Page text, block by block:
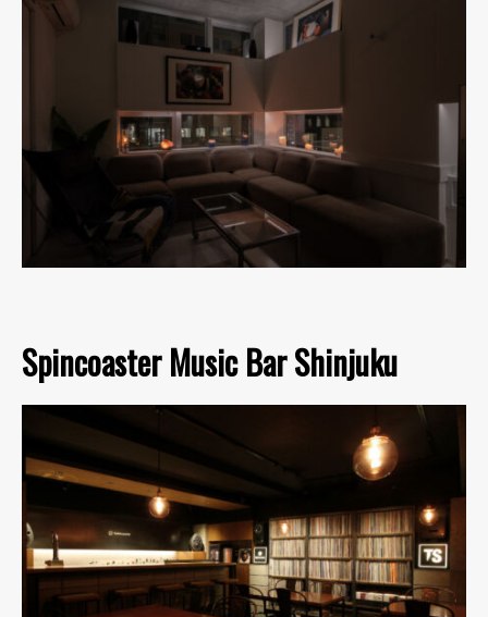
Spincoaster Music Bar Shinjuku